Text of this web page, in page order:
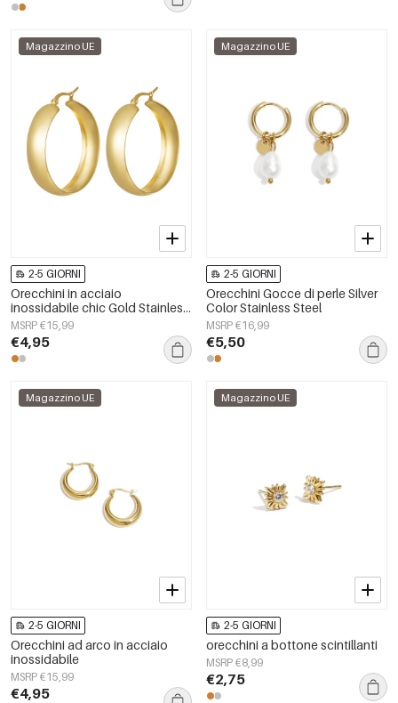
Magazzino UE
2-5 GIORNI
Orecchini in acciaio
inossidabile chic Gold Stainless
Steel
MSRP €15,99
€4,95
Magazzino UE
2-5 GIORNI
Orecchini Gocce di perle Silver
Color Stainless Steel
MSRP €16,99
€5,50
Magazzino UE
2-5 GIORNI
Orecchini ad arco in acciaio
inossidabile
MSRP €15,99
€4,95
Magazzino UE
2-5 GIORNI
orecchini a bottone scintillanti
MSRP €8,99
€2,75